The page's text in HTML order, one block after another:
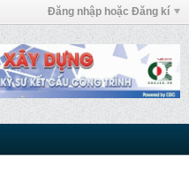
Đăng nhập hoặc Đăng kí